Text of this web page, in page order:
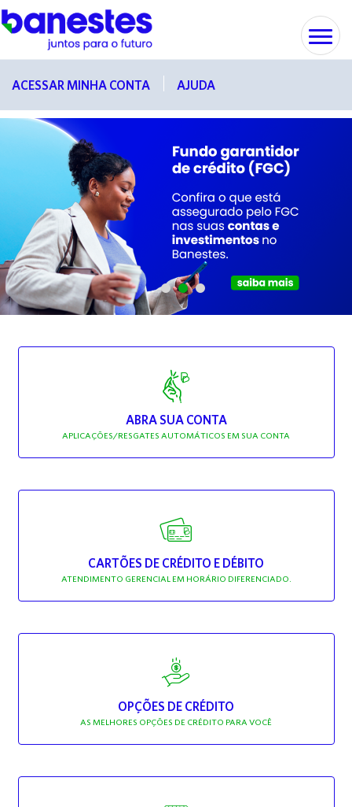
PARA VOCÊ
PARA SUA EMPRESA
PARA O INVESTIDOR
CLIENTES VALORES
ADMINISTRAÇÃO PÚBLICA
ACESSAR MINHA CONTA AJUDA
ABRA SUA CONTA
APLICAÇÕES/RESGATES AUTOMÁTICOS EM SUA CONTA
CARTÕES DE CRÉDITO E DÉBITO
ATENDIMENTO GERENCIAL EM HORÁRIO DIFERENCIADO.
OPÇÕES DE CRÉDITO
AS MELHORES OPÇÕES DE CRÉDITO PARA VOCÊ